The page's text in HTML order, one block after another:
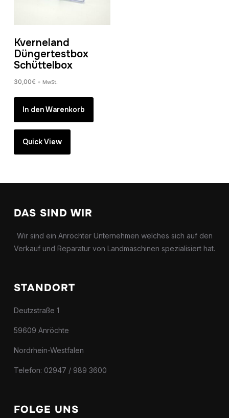
Kverneland
Düngertestbox
Schüttelbox
30,00€ + MwSt.
In den Warenkorb
Quick View
DAS SIND WIR
Wir sind ein Anröchter Unternehmen welches sich auf den
Verkauf und Reparatur von Landmaschinen spezialisiert hat.
STANDORT
Deutzstraße 1
59609 Anröchte
Nordrhein-Westfalen
Telefon: 02947 / 989 3600
FOLGE UNS